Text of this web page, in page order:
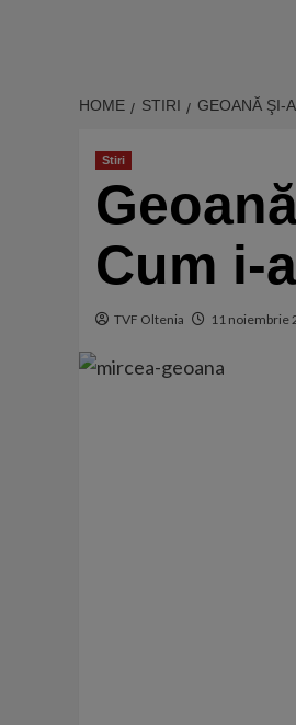
HOME STIRI GEOANĂ ŞI-
Stiri
Cum i-
TVF Oltenia 11 noiembrie